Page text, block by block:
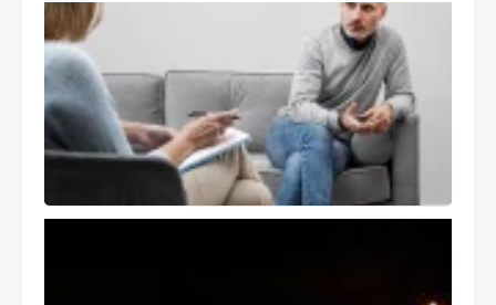
خود
درمانگر در
اتاق درمان
( The Self
of the
Therapist
)